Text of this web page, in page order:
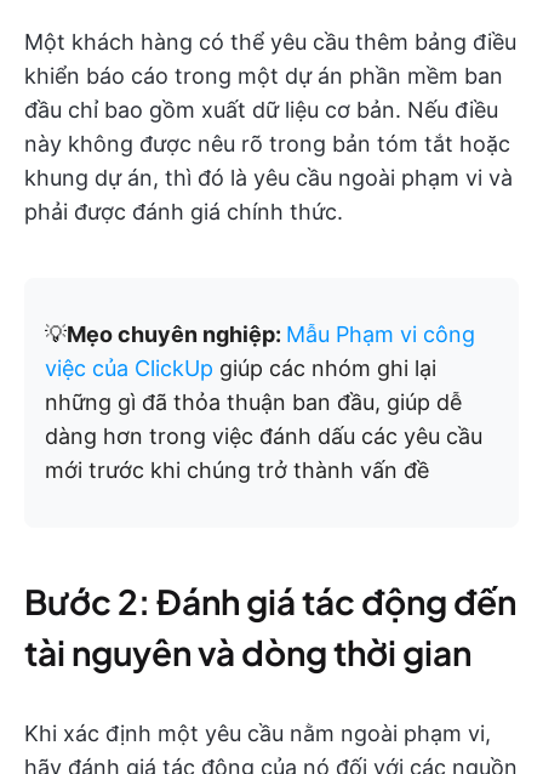
Một khách hàng có thể yêu cầu thêm bảng điều
khiển báo cáo trong một dự án phần mềm ban
đầu chỉ bao gồm xuất dữ liệu cơ bản. Nếu điều
này không được nêu rõ trong bản tóm tắt hoặc
khung dự án, thì đó là yêu cầu ngoài phạm vi và
phải được đánh giá chính thức.
💡Mẹo chuyên nghiệp: Mẫu Phạm vi công
việc của ClickUp giúp các nhóm ghi lại
những gì đã thỏa thuận ban đầu, giúp dễ
dàng hơn trong việc đánh dấu các yêu cầu
mới trước khi chúng trở thành vấn đề
Bước 2: Đánh giá tác động đến
tài nguyên và dòng thời gian
Khi xác định một yêu cầu nằm ngoài phạm vi,
hãy đánh giá tác động của nó đối với các nguồn